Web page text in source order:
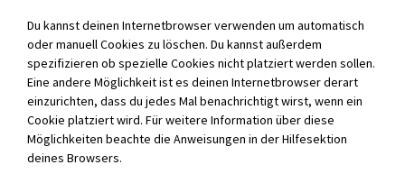
Du kannst deinen Internetbrowser verwenden um automatisch
oder manuell Cookies zu löschen. Du kannst außerdem
spezifizieren ob spezielle Cookies nicht platziert werden sollen.
Eine andere Möglichkeit ist es deinen Internetbrowser derart
einzurichten, dass du jedes Mal benachrichtigt wirst, wenn ein
Cookie platziert wird. Für weitere Information über diese
Möglichkeiten beachte die Anweisungen in der Hilfesektion
deines Browsers.